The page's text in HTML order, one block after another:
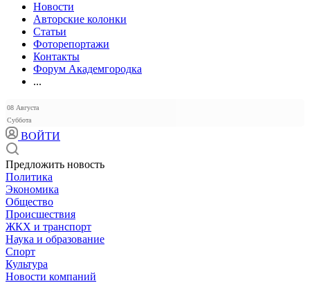
Новости
Авторские колонки
Статьи
Фоторепортажи
Контакты
Форум Академгородка
...
08 Августа
Суббота
ВОЙТИ
Предложить новость
Политика
Экономика
Общество
Происшествия
ЖКХ и транспорт
Наука и образование
Спорт
Культура
Новости компаний